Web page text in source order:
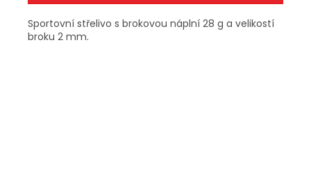
Sportovní střelivo s brokovou náplní 28 g a velikostí
broku 2 mm.